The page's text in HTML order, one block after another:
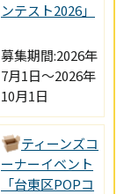
ンテスト2026」
募集期間:2026年
7月1日～2026年
10月1日
ティーンズコ
ーナーイベント
「台東区POPコ